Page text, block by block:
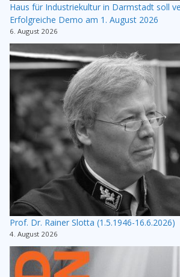
Haus für Industriekultur in Darmstadt soll
Erfolgreiche Demo am 1. August 2026
6. August 2026
Prof. Dr. Rainer Slotta (1.5.1946-16.6.2026)
4. August 2026